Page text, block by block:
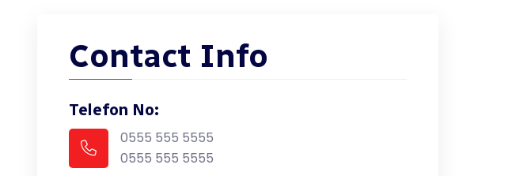
Contact Info
Telefon No:
0555 555 5555
0555 555 5555